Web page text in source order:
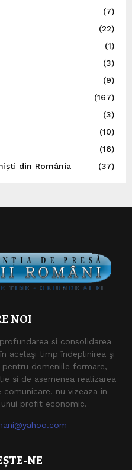
(7)
(22)
(1)
(3)
(9)
(167)
(3)
(10)
(16)
din România
(37)
NOI
si consolidarea
acelaşi timp îndeplinirea şi
domeniile formare,
şi de asemenea realizarea
nu vizeaza in
profit economic.
NE